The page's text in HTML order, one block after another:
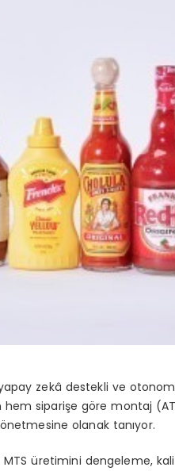
zekâ destekli ve otonom
hemsiparişe göremontaj
önetmesine olanak tanıyor.
MTSüretimini dengeleme,